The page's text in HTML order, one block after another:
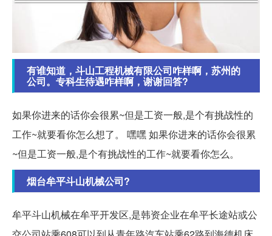
有谁知道，斗山工程机械有限公司咋样啊，苏州的
公司。专科生待遇咋样啊，谢谢回答?
如果你进来的话你会很累~但是工资一般,是个有挑战性的
工作~就要看你怎么想了。 嘿嘿 如果你进来的话你会很累
~但是工资一般,是个有挑战性的工作~就要看你怎么。
烟台牟平斗山机械公司?
牟平斗山机械在牟平开发区,是韩资企业在牟平长途站或公